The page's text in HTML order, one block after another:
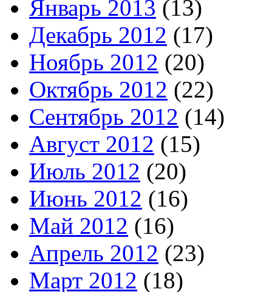
Январь 2013 (13)
Декабрь 2012 (17)
Ноябрь 2012 (20)
Октябрь 2012 (22)
Сентябрь 2012 (14)
Август 2012 (15)
Июль 2012 (20)
Июнь 2012 (16)
Май 2012 (16)
Апрель 2012 (23)
Март 2012 (18)